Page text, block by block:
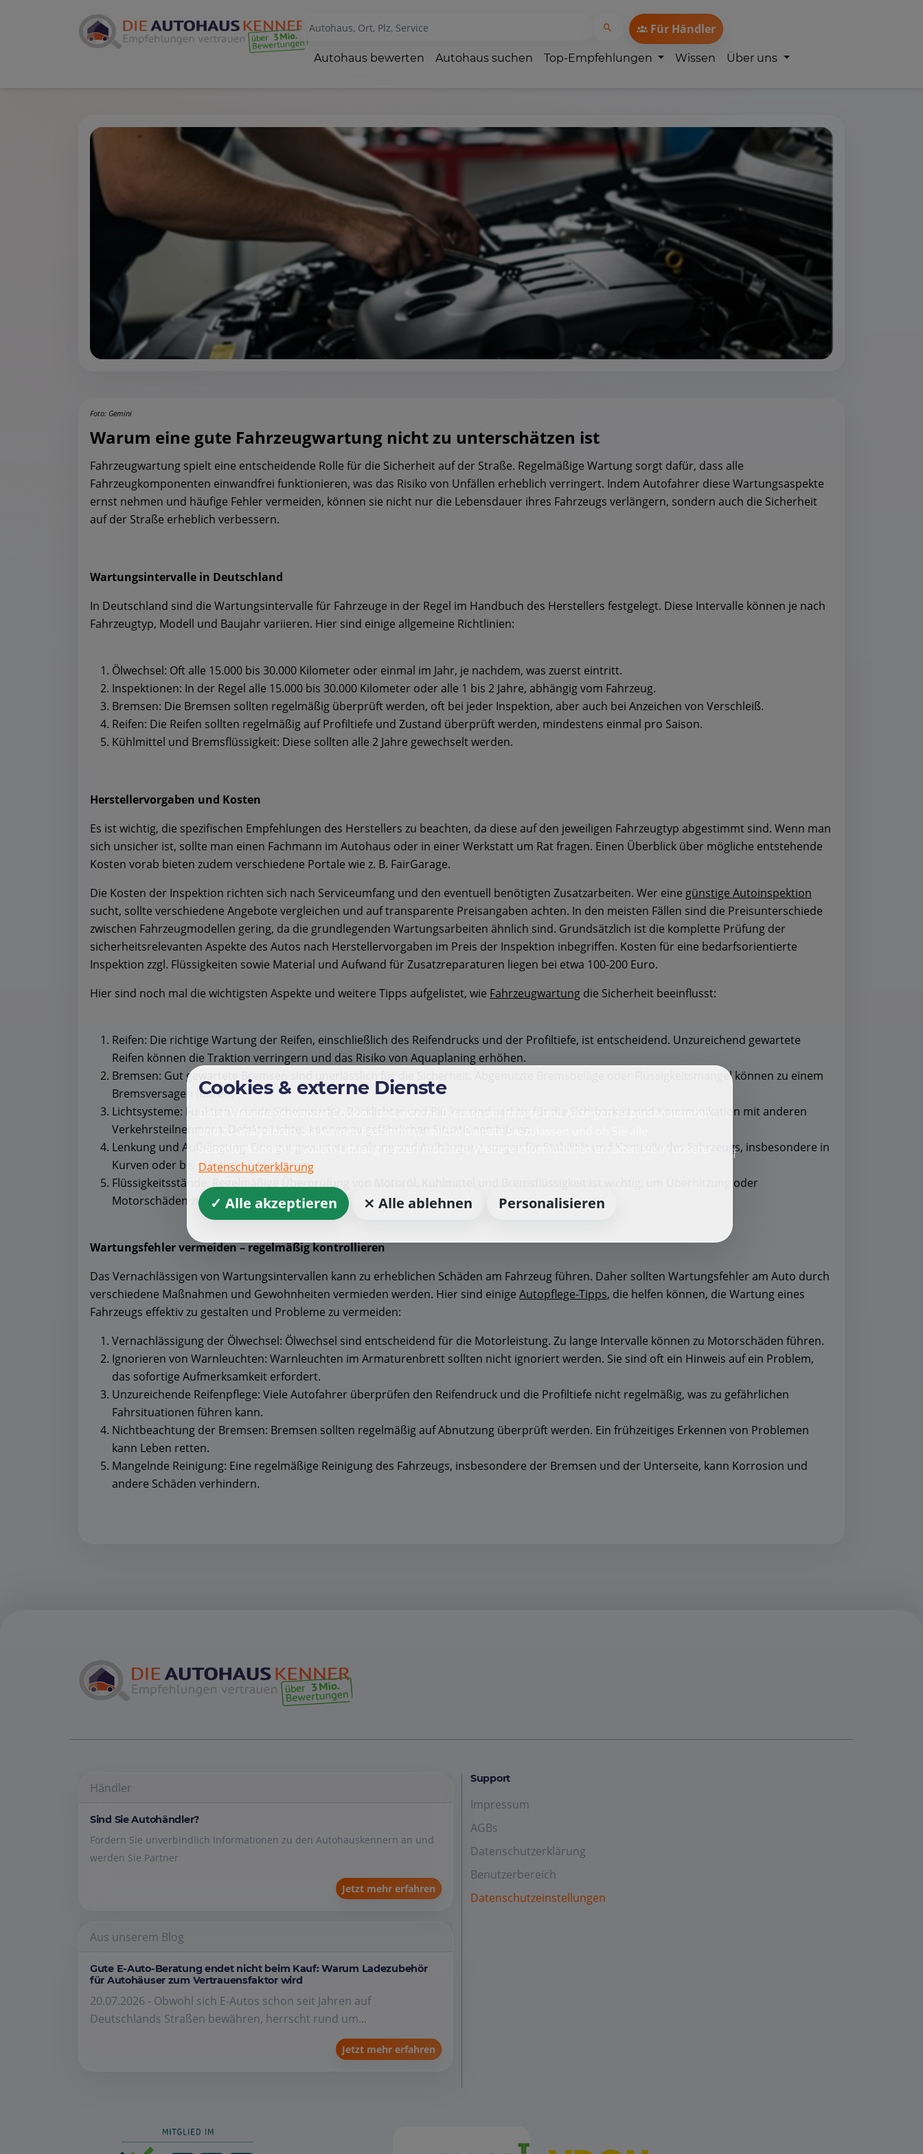
Für Händler
Autohaus bewerten Autohaus suchen Top-Empfehlungen Wissen Über uns
Foto: Gemini
Warum eine gute Fahrzeugwartung nicht zu unterschätzen ist
Fahrzeugwartung spielt eine entscheidende Rolle für die Sicherheit auf der Straße. Regelmäßige Wartung sorgt dafür, dass alle
Fahrzeugkomponenten einwandfrei funktionieren, was das Risiko von Unfällen erheblich verringert. Indem Autofahrer diese Wartungsaspekte
ernst nehmen und häufige Fehler vermeiden, können sie nicht nur die Lebensdauer ihres Fahrzeugs verlängern, sondern auch die Sicherheit
auf der Straße erheblich verbessern.
Wartungsintervalle in Deutschland
In Deutschland sind die Wartungsintervalle für Fahrzeuge in der Regel im Handbuch des Herstellers festgelegt. Diese Intervalle können je nach
Fahrzeugtyp, Modell und Baujahr variieren. Hier sind einige allgemeine Richtlinien:
Ölwechsel: Oft alle 15.000 bis 30.000 Kilometer oder einmal im Jahr, je nachdem, was zuerst eintritt.
Inspektionen: In der Regel alle 15.000 bis 30.000 Kilometer oder alle 1 bis 2 Jahre, abhängig vom Fahrzeug.
Bremsen: Die Bremsen sollten regelmäßig überprüft werden, oft bei jeder Inspektion, aber auch bei Anzeichen von Verschleiß.
Reifen: Die Reifen sollten regelmäßig auf Profiltiefe und Zustand überprüft werden, mindestens einmal pro Saison.
Kühlmittel und Bremsflüssigkeit: Diese sollten alle 2 Jahre gewechselt werden.
Herstellervorgaben und Kosten
Es ist wichtig, die spezifischen Empfehlungen des Herstellers zu beachten, da diese auf den jeweiligen Fahrzeugtyp abgestimmt sind. Wenn man
sich unsicher ist, sollte man einen Fachmann im Autohaus oder in einer Werkstatt um Rat fragen. Einen Überblick über mögliche entstehende
Kosten vorab bieten zudem verschiedene Portale wie z. B. FairGarage.
Die Kosten der Inspektion richten sich nach Serviceumfang und den eventuell benötigten Zusatzarbeiten. Wer eine günstige Autoinspektion
sucht, sollte verschiedene Angebote vergleichen und auf transparente Preisangaben achten. In den meisten Fällen sind die Preisunterschiede
zwischen Fahrzeugmodellen gering, da die grundlegenden Wartungsarbeiten ähnlich sind. Grundsätzlich ist die komplette Prüfung der
sicherheitsrelevanten Aspekte des Autos nach Herstellervorgaben im Preis der Inspektion inbegriffen. Kosten für eine bedarfsorientierte
Inspektion zzgl. Flüssigkeiten sowie Material und Aufwand für Zusatzreparaturen liegen bei etwa 100-200 Euro.
Hier sind noch mal die wichtigsten Aspekte und weitere Tipps aufgelistet, wie Fahrzeugwartung die Sicherheit beeinflusst:
Reifen: Die richtige Wartung der Reifen, einschließlich des Reifendrucks und der Profiltiefe, ist entscheidend. Unzureichend gewartete
Reifen können die Traktion verringern und das Risiko von Aquaplaning erhöhen.
Bremsen: Gut gewartete Bremsen sind unerlässlich für die Sicherheit. Abgenutzte Bremsbeläge oder Flüssigkeitsmangel können zu einem
Bremsversagen führen.
Lichtsysteme: Funktionierende Scheinwerfer, Rücklichter und Blinker sind wichtig für die Sichtbarkeit und Kommunikation mit anderen
Verkehrsteilnehmern. Defekte Lichter können zu gefährlichen Situationen führen.
Lenkung und Aufhängung: Eine gut gewartete Lenkung und Aufhängung sorgen für Stabilität und Kontrolle des Fahrzeugs, insbesondere in
Kurven oder bei plötzlichen Manövern.
Flüssigkeitsstände: Regelmäßige Überprüfung von Motoröl, Kühlmittel und Bremsflüssigkeit ist wichtig, um Überhitzung oder
Motorschäden zu vermeiden.
Wartungsfehler vermeiden – regelmäßig kontrollieren
Das Vernachlässigen von Wartungsintervallen kann zu erheblichen Schäden am Fahrzeug führen. Daher sollten Wartungsfehler am Auto durch
verschiedene Maßnahmen und Gewohnheiten vermieden werden. Hier sind einige Autopflege-Tipps, die helfen können, die Wartung eines
Fahrzeugs effektiv zu gestalten und Probleme zu vermeiden:
Vernachlässigung der Ölwechsel: Ölwechsel sind entscheidend für die Motorleistung. Zu lange Intervalle können zu Motorschäden führen.
Ignorieren von Warnleuchten: Warnleuchten im Armaturenbrett sollten nicht ignoriert werden. Sie sind oft ein Hinweis auf ein Problem,
das sofortige Aufmerksamkeit erfordert.
Unzureichende Reifenpflege: Viele Autofahrer überprüfen den Reifendruck und die Profiltiefe nicht regelmäßig, was zu gefährlichen
Fahrsituationen führen kann.
Nichtbeachtung der Bremsen: Bremsen sollten regelmäßig auf Abnutzung überprüft werden. Ein frühzeitiges Erkennen von Problemen
kann Leben retten.
Mangelnde Reinigung: Eine regelmäßige Reinigung des Fahrzeugs, insbesondere der Bremsen und der Unterseite, kann Korrosion und
andere Schäden verhindern.
Händler
Sind Sie Autohändler?
Fordern Sie unverbindlich Informationen zu den Autohauskennern an und
werden Sie Partner
Jetzt mehr erfahren
Aus unserem Blog
Gute E-Auto-Beratung endet nicht beim Kauf: Warum Ladezubehör
für Autohäuser zum Vertrauensfaktor wird
20.07.2026 - Obwohl sich E-Autos schon seit Jahren auf
Deutschlands Straßen bewähren, herrscht rund um...
Jetzt mehr erfahren
Support
Impressum
AGBs
Datenschutzerklärung
Benutzerbereich
Datenschutzeinstellungen
Cookies & externe Dienste
Diese Website verwendet Cookies und externe Dienste um Inhalte und Anzeigen zu personalisieren
und zu analysieren. Sie können bestimmen, welche Dienste Sie zulassen und ob Sie alle
Seitenfunktionen in vollem Umfang nutzen möchten. Weitere Informationen erhalten Sie in unserer
Datenschutzerklärung
✓ Alle akzeptieren ⨯ Alle ablehnen Personalisieren
f